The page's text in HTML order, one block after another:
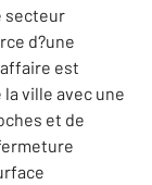
secteur
d?une
est
ville avec une
et de